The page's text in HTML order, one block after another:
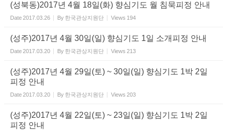
(성북동)2017년 4월 18일(화) 향심기도 월 침묵피정 안내
Date2017.03.26 By 한국관상지원단 Views 194
(성주)2017년 4월 30일(일) 향심기도 1일 소개피정 안내
Date2017.03.20 By 한국관상지원단 Views 213
(성주)2017년 4월 29일(토) ~ 30일(일) 향심기도 1박 2일
피정 안내
Date2017.03.20 By 한국관상지원단 Views 203
(성주)2017년 4월 22일(토) ~ 23일(일) 향심기도 1박 2일
피정 안내